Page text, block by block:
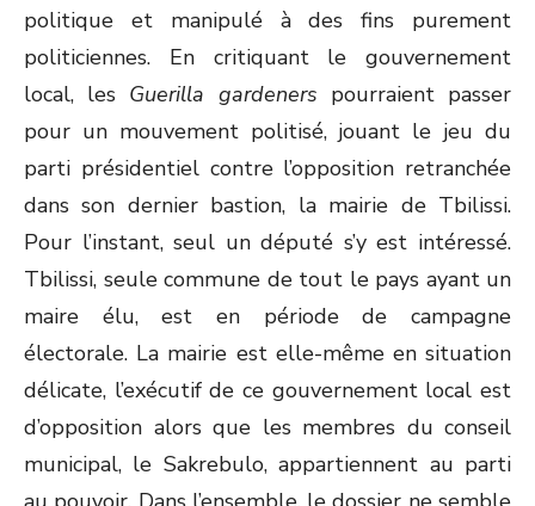
politique et manipulé à des fins purement
politiciennes. En critiquant le gouvernement
local, les Guerilla gardeners pourraient passer
pour un mouvement politisé, jouant le jeu du
parti présidentiel contre l’opposition retranchée
dans son dernier bastion, la mairie de Tbilissi.
Pour l’instant, seul un député s’y est intéressé.
Tbilissi, seule commune de tout le pays ayant un
maire élu, est en période de campagne
électorale. La mairie est elle-même en situation
délicate, l’exécutif de ce gouvernement local est
d’opposition alors que les membres du conseil
municipal, le Sakrebulo, appartiennent au parti